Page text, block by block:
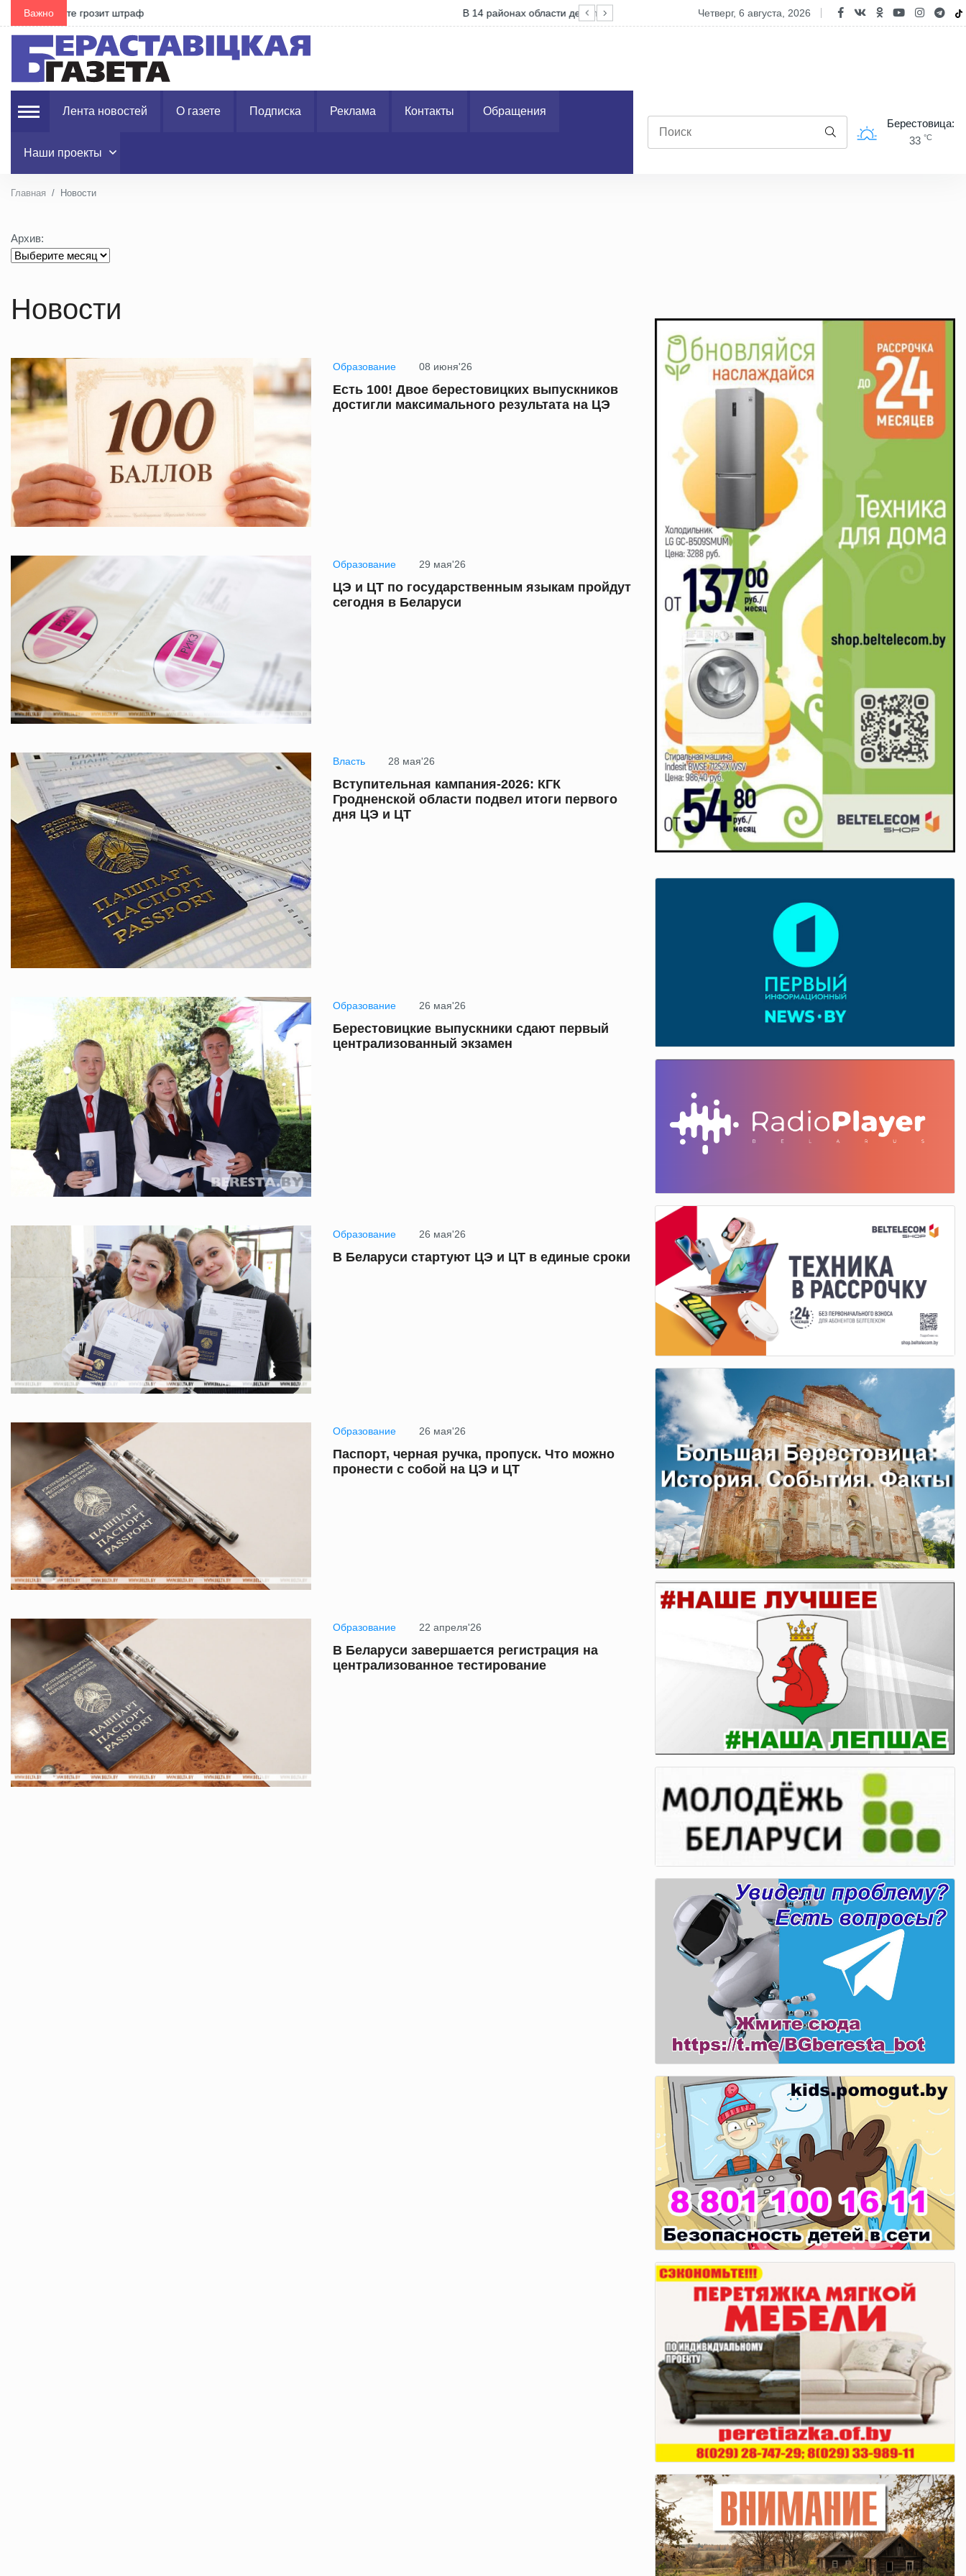
Важно В 14 районах области действуют ограничения на посещение лесов Александр Лукашенко объяснил философию отношений с Алжиром и
четверг, 6 августа, 2026
Лента новостей О газете Подписка Реклама Контакты Обращения
Наши проекты
Берестовица:
33 °C
Главная Новости
Архив:
Новости
Образование 08 июня'26
Есть 100! Двое берестовицких выпускников
достигли максимального результата на ЦЭ
Образование 29 мая'26
ЦЭ и ЦТ по государственным языкам пройдут
сегодня в Беларуси
Власть 28 мая'26
Вступительная кампания-2026: КГК
Гродненской области подвел итоги первого
дня ЦЭ и ЦТ
Образование 26 мая'26
Берестовицкие выпускники сдают первый
централизованный экзамен
Образование 26 мая'26
В Беларуси стартуют ЦЭ и ЦТ в единые сроки
Образование 26 мая'26
Паспорт, черная ручка, пропуск. Что можно
пронести с собой на ЦЭ и ЦТ
Образование 22 апреля'26
В Беларуси завершается регистрация на
централизованное тестирование